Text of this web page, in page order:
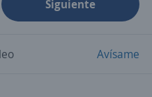
Siguiente
Avísame